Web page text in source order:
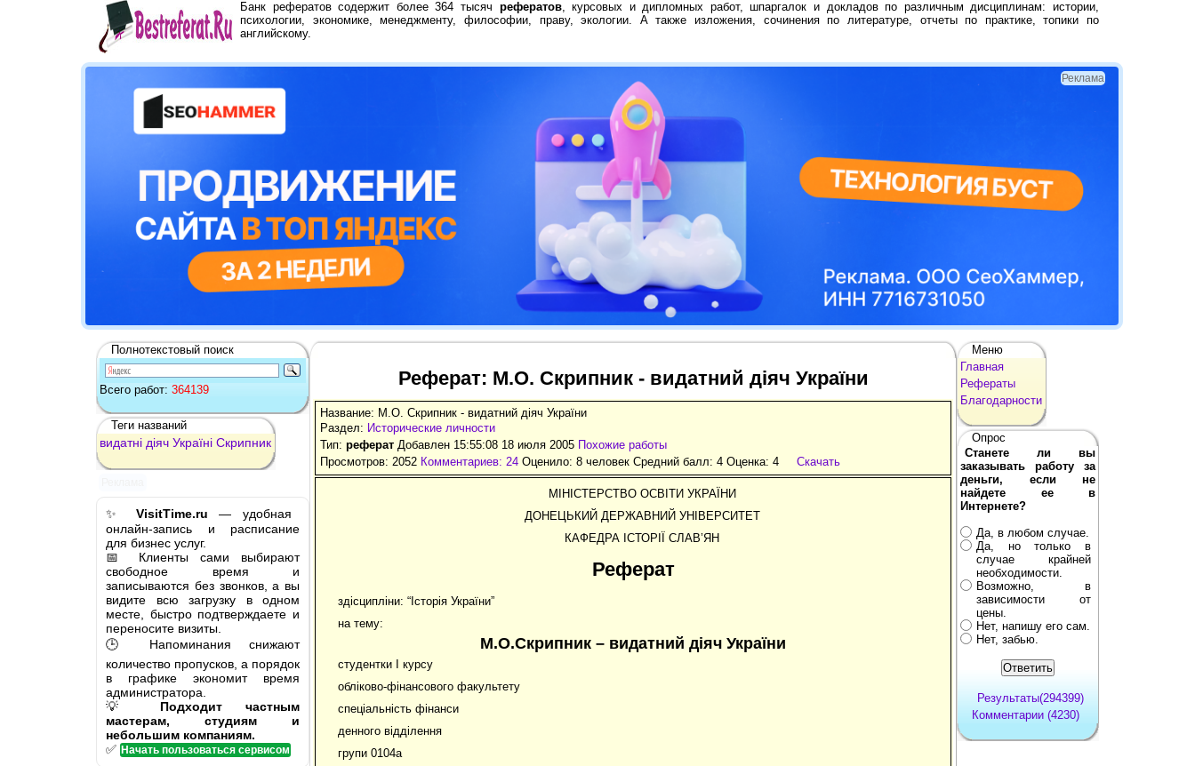
Банк рефератов содержит более 364 тысяч рефератов, курсовых и дипломных работ, шпаргалок и докладов по различным дисциплинам: истории,
психологии, экономике, менеджменту, философии, праву, экологии. А также изложения, сочинения по литературе, отчеты по практике, топики по
английскому.
Реклама
Полнотекстовый поиск
Всего работ: 364139
Теги названий
видатні діяч Україні Скрипник
✨ VisitTime.ru — удобная
онлайн-запись и расписание
для бизнес услуг.
📅 Клиенты сами выбирают
свободное время и
записываются без звонков, а вы
видите всю загрузку в одном
месте, быстро подтверждаете и
переносите визиты.
🕒 Напоминания снижают
количество пропусков, а порядок
в графике экономит время
администратора.
💡 Подходит частным
мастерам, студиям и
небольшим компаниям.
✅ Начать пользоваться сервисом
Реферат: М.О. Скрипник - видатний діяч України
Название: М.О. Скрипник - видатний діяч України
Раздел: Исторические личности
Тип: реферат Добавлен 15:55:08 18 июля 2005 Похожие работы
Просмотров: 2052 Комментариев: 24 Оценило: 8 человек Средний балл: 4 Оценка: 4 Скачать
МІНІСТЕРСТВО ОСВІТИ УКРАЇНИ
ДОНЕЦЬКИЙ ДЕРЖАВНИЙ УНІВЕРСИТЕТ
КАФЕДРА ІСТОРІЇ СЛАВ’ЯН
Реферат
здісципліни: “Історія України”
на тему:
М.О.Скрипник – видатний діяч України
студентки I курсу
обліково-фінансового факультету
спеціальність фінанси
денного відділення
групи 0104а
Меню
Главная
Рефераты
Благодарности
Опрос
Станете ли вы
заказывать работу за
деньги, если не
найдете ее в
Интернете?
Да, в любом случае.
Да, но только в
случае крайней
необходимости.
Возможно, в
зависимости от
цены.
Нет, напишу его сам.
Нет, забью.
Результаты(294399)
Комментарии (4230)